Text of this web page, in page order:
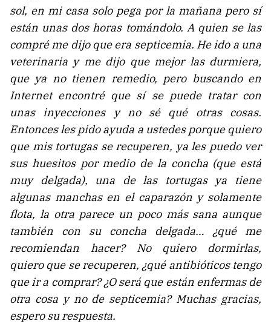
sol, en mi casa solo pega por la mañana pero sí
están unas dos horas tomándolo. A quien se las
compré me dijo que era septicemia. He ido a una
veterinaria y me dijo que mejor las durmiera,
que ya no tienen remedio, pero buscando en
Internet encontré que sí se puede tratar con
unas inyecciones y no sé qué otras cosas.
Entonces les pido ayuda a ustedes porque quiero
que mis tortugas se recuperen, ya les puedo ver
sus huesitos por medio de la concha (que está
muy delgada), una de las tortugas ya tiene
algunas manchas en el caparazón y solamente
flota, la otra parece un poco más sana aunque
también con su concha delgada… ¿qué me
recomiendan hacer? No quiero dormirlas,
quiero que se recuperen, ¿qué antibióticos tengo
que ir a comprar? ¿O será que están enfermas de
otra cosa y no de septicemia? Muchas gracias,
espero su respuesta.